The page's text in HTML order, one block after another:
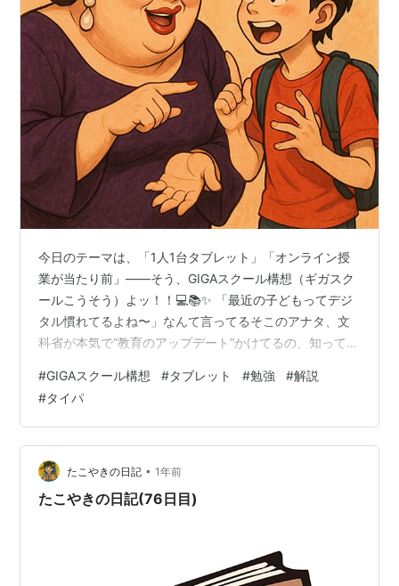
今日のテーマは、「1人1台タブレット」「オンライン授
業が当たり前」――そう、GIGAスクール構想（ギガスク
ールこうそう）よッ！！💻📚✨ 「最近の子どもってデジ
タル慣れてるよね〜」なんて言ってるそこのアナタ、文
科省が本気で“教育のアップデート”かけてるの、知って
景・何が変わったのか・課題や未来まで、ズバッと解説
していくわよ〜ッ！！ 💡📱この記事では、「GIGAスクー
ル構想って何？」「何がどう変わった？」「導入後のメ
リット・デメリット」「今後の展望」まで、教育現場の
今がサクッとわかるように、絵文字たっぷり＆掛け合い
でスッキリ整理していくわよ〜ッ…
#GIGAスクール構想 #タブレット #勉強 #解説
#タイパ
たこやきの日記 • 1年前
たこやきの日記(76日目)